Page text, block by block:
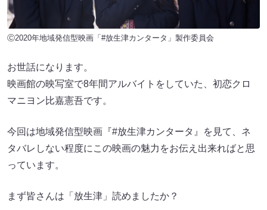
Ⓒ2020年地域発信型映画「#放生津カンタータ」製作委員会
お世話になります。
映画館の映写室で8年間アルバイトをしていた、初恋クロ
マニヨン比嘉憲吾です。
今回は地域発信型映画『#放生津カンタータ』を見て、ネ
タバレしない程度にこの映画の魅力をお伝え出来ればと思
っています。
まず皆さんは「放生津」読めましたか？